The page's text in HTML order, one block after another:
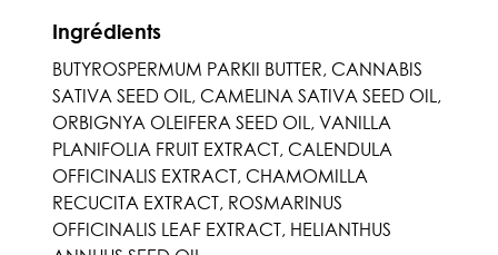
Ingrédients
BUTYROSPERMUM PARKII BUTTER, CANNABIS
SATIVA SEED OIL, CAMELINA SATIVA SEED OIL,
ORBIGNYA OLEIFERA SEED OIL, VANILLA
PLANIFOLIA FRUIT EXTRACT, CALENDULA
OFFICINALIS EXTRACT, CHAMOMILLA
RECUCITA EXTRACT, ROSMARINUS
OFFICINALIS LEAF EXTRACT, HELIANTHUS